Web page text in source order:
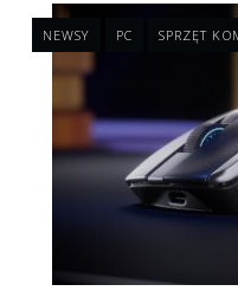
NEWSY PC SPRZĘT